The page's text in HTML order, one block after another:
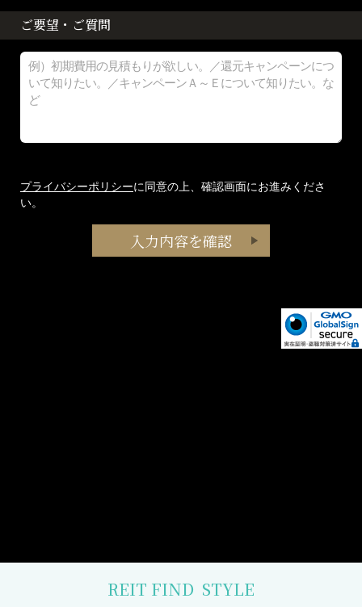
ご要望・ご質問
プライバシーポリシーに同意の上、確認画面にお進みくださ
い。
REIT FIND STYLE